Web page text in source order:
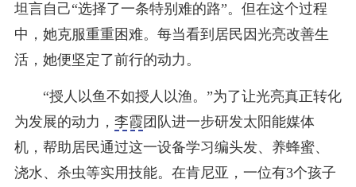
坦言自己“选择了一条特别难的路”。但在这个过程
中，她克服重重困难。每当看到居民因光亮改善生
活，她便坚定了前行的动力。
“授人以鱼不如授人以渔。”为了让光亮真正转化
为发展的动力， 李霞 团队进一步研发太阳能媒体
机，帮助居民通过这一设备学习编头发、养蜂蜜、
浇水、杀虫等实用技能。在肯尼亚，一位有3个孩子